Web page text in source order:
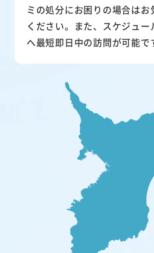
ミの処分にお困りの場合は
ください。また、スケジュ
へ最短即日中の訪問が可能で